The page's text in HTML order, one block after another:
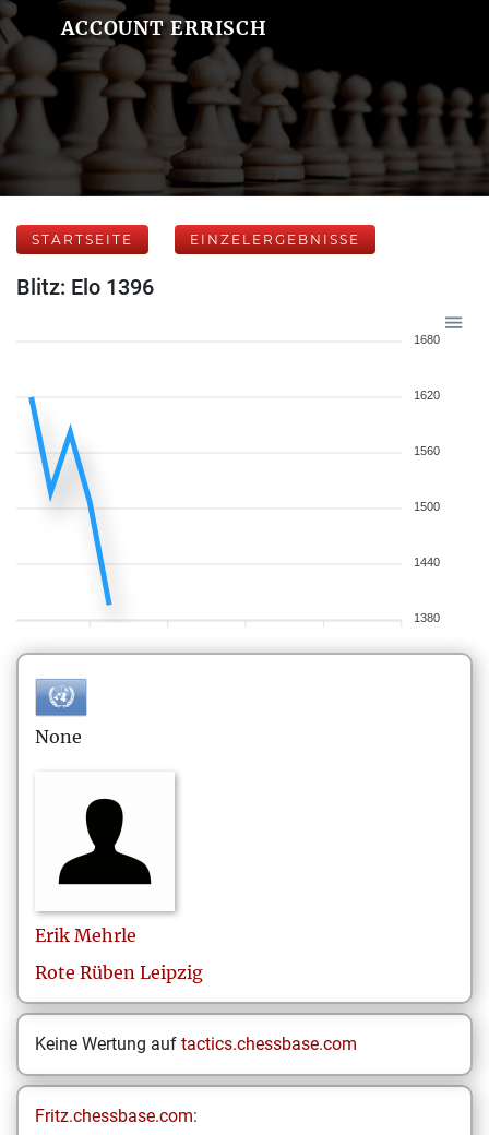
ACCOUNT ERRISCH
STARTSEITE EINZELERGEBNISSE
Blitz: Elo 1396
1680
1620
1560
1500
1440
1380
None
Erik Mehrle
Rote Rüben Leipzig
Keine Wertung auf tactics.chessbase.com
Fritz.chessbase.com: